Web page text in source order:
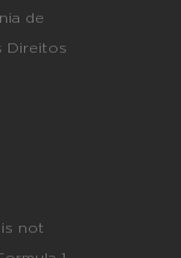
de
Direitos
not